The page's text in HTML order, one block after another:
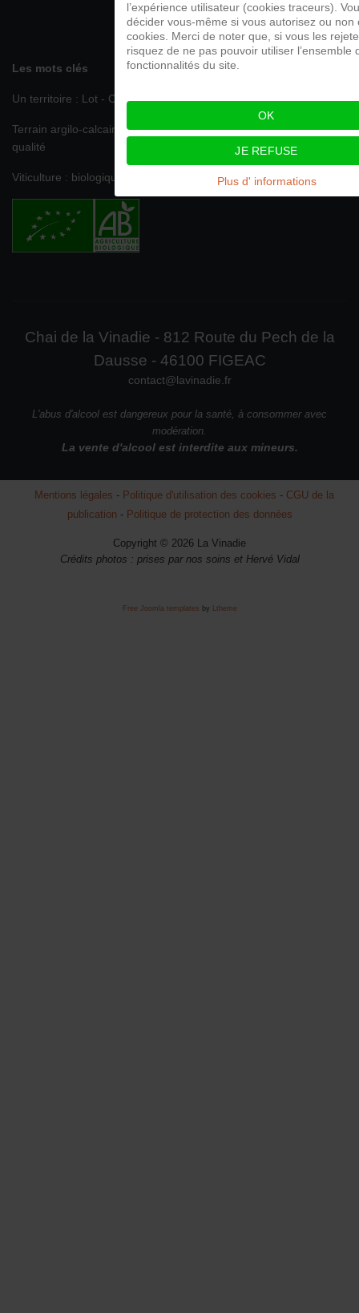
Les mots clés
Un territoire : Lot - Communauté de commune du Grand Figeac
Terrain argilo-calcaire, limoneux, propice à l'obtention de vin de
qualité
Viticulture : biologique certifiée par Ecocert
Chai de la Vinadie - 812 Route du Pech de la
Dausse - 46100 FIGEAC
contact@lavinadie.fr
L'abus d'alcool est dangereux pour la santé, à consommer avec
modération.
La vente d'alcool est interdite aux mineurs.
Mentions légales - Politique d'utilisation des cookies - CGU de la
publication - Politique de protection des données
Copyright © 2026 La Vinadie
Crédits photos : prises par nos soins et Hervé Vidal
Free Joomla templates by Ltheme
l’expérience utilisateur (cookies traceurs).
décider vous-même si vous autorisez ou non
cookies. Merci de noter que, si vous les
risquez de ne pas pouvoir utiliser l’ensemble
fonctionnalités du site.
OK
JE REFUSE
Plus d' informations